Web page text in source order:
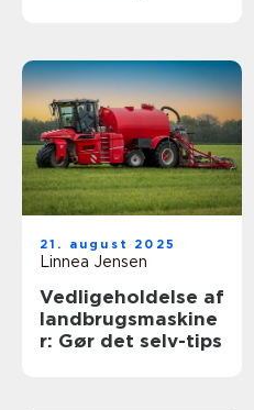
21. august 2025
Linnea Jensen
Vedligeholdelse af
landbrugsmaskine
r: Gør det selv-tips